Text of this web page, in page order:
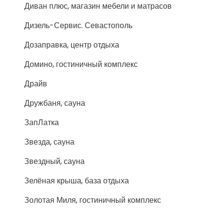
Диван плюс, магазин мебели и матрасов
Дизель-Сервис. Севастополь
Дозаправка, центр отдыха
Домино, гостиничный комплекс
Драйв
Дружбаня, сауна
ЗапЛатка
Звезда, сауна
Звездный, сауна
Зелёная крыша, база отдыха
Золотая Миля, гостиничный комплекс